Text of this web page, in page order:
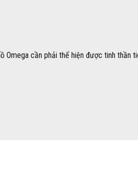
cần phải thể hiện được tinh thần